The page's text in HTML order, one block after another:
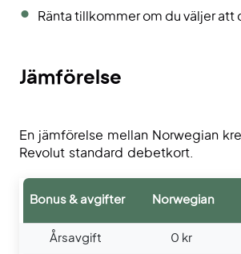
Ränta tillkommer om du väljer att
Jämförelse
En jämförelse mellan Norwegian
Revolut standard debetkort.
Bonus & avgifter Norwegian
Årsavgift 0 kr